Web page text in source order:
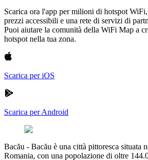
Scarica ora l'app per milioni di hotspot
prezzi accessibili e una rete di servizi di
Puoi aiutare la comunità della WiFi Map a
hotspot nella tua zona.
Scarica per iOS
Scarica per Android
Bacău - Bacău è una città pittoresca situata
Romania, con una popolazione di oltre